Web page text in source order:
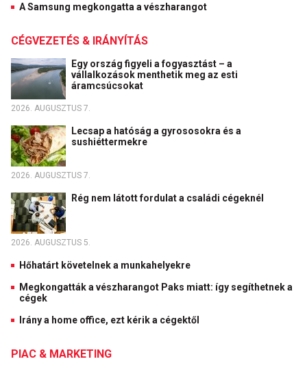
A Samsung megkongatta a vészharangot
CÉGVEZETÉS & IRÁNYÍTÁS
Egy ország figyeli a fogyasztást – a
vállalkozások menthetik meg az esti
áramcsúcsokat
2026. AUGUSZTUS 7.
Lecsap a hatóság a gyrososokra és a
sushiéttermekre
2026. AUGUSZTUS 7.
Rég nem látott fordulat a családi cégeknél
2026. AUGUSZTUS 5.
Hőhatárt követelnek a munkahelyekre
Megkongatták a vészharangot Paks miatt: így segíthetnek a
cégek
Irány a home office, ezt kérik a cégektől
PIAC & MARKETING